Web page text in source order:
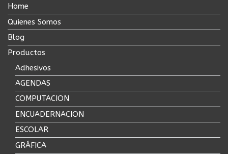
Home
Quienes Somos
Blog
Productos
Adhesivos
AGENDAS
COMPUTACION
ENCUADERNACION
ESCOLAR
GRÁFICA